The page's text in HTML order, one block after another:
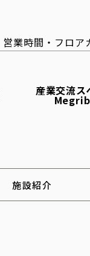
営業時間・フロア
産業交流ス
施設紹介